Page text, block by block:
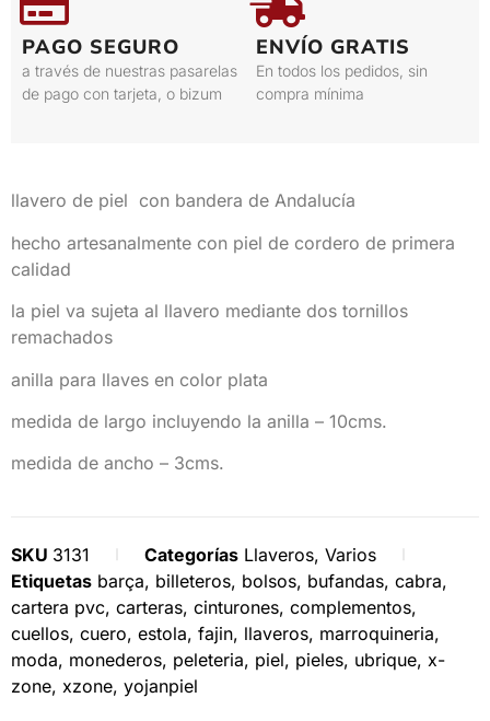
PAGO SEGURO
a través de nuestras pasarelas
de pago con tarjeta, o bizum
ENVÍO GRATIS
En todos los pedidos, sin
compra mínima
llavero de piel con bandera de Andalucía
hecho artesanalmente con piel de cordero de primera
calidad
la piel va sujeta al llavero mediante dos tornillos
remachados
anilla para llaves en color plata
medida de largo incluyendo la anilla – 10cms.
medida de ancho – 3cms.
SKU 3131 Categorías Llaveros, Varios
Etiquetas barça, billeteros, bolsos, bufandas, cabra,
cartera pvc, carteras, cinturones, complementos,
cuellos, cuero, estola, fajin, llaveros, marroquineria,
moda, monederos, peleteria, piel, pieles, ubrique, x-
zone, xzone, yojanpiel